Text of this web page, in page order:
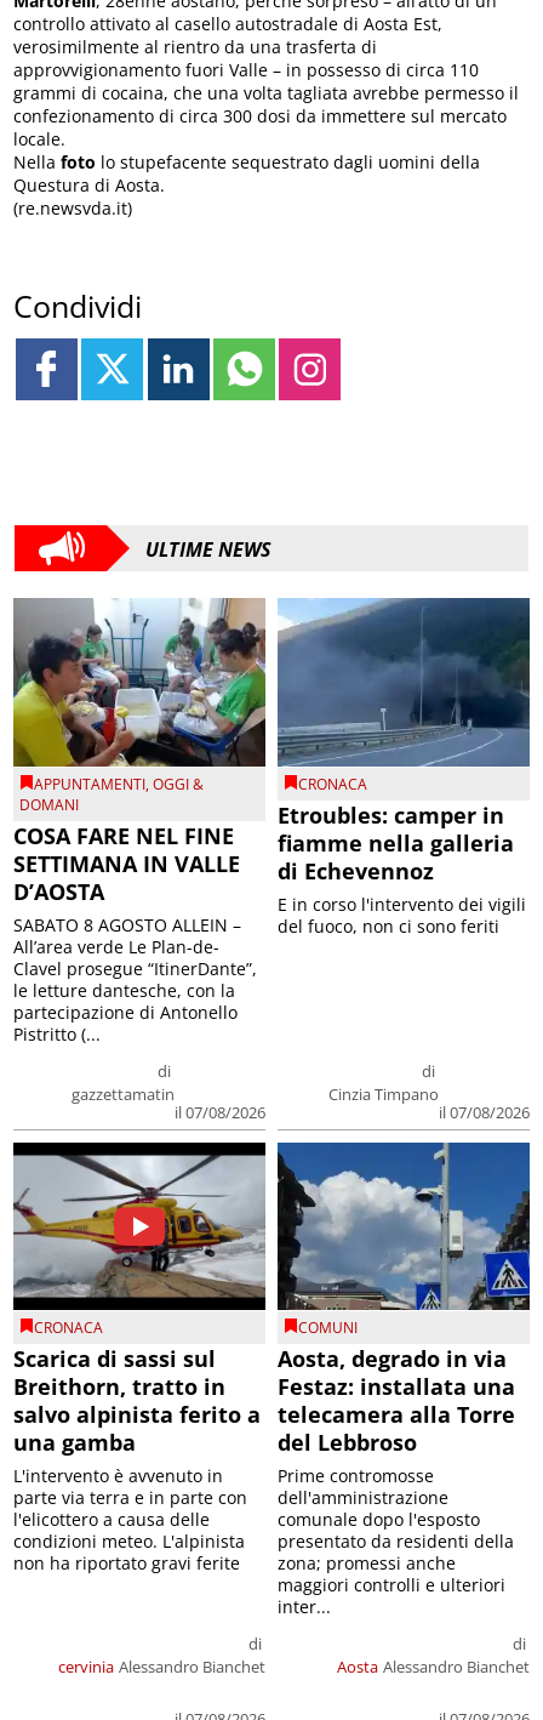
controllo attivato al casello autostradale di Aosta Est,
verosimilmente al rientro da una trasferta di
approvvigionamento fuori Valle – in possesso di circa 110
grammi di cocaina, che una volta tagliata avrebbe permesso il
confezionamento di circa 300 dosi da immettere sul mercato
locale.
Nellafoto lo stupefacente sequestrato dagli uomini della
Questura di Aosta.
(re.newsvda.it)
Condividi
ULTIME NEWS
APPUNTAMENTI,OGGI &
DOMANI
COSA FARE NEL FINE
SETTIMANA IN VALLE
D’AOSTA
di
gazzettamatin
il 07/08/2026
SABATO 8 AGOSTO ALLEIN –
All’area verde Le Plan-de-
Clavel prosegue “ItinerDante”,
le letture dantesche, con la
partecipazione di Antonello
Pistritto (...
CRONACA
Etroubles: camper in
fiamme nella galleria
di Echevennoz
di
Cinzia Timpano
il 07/08/2026
E in corso l'intervento dei vigili
del fuoco, non ci sono feriti
CRONACA
Scarica di sassi sul
Breithorn, tratto in
salvo alpinista ferito a
una gamba
cervinia
di
Alessandro Bianchet
L'intervento è avvenuto in
parte via terra e in parte con
l'elicottero a causa delle
condizioni meteo. L'alpinista
non ha riportato gravi ferite
COMUNI
Aosta, degrado in via
Festaz: installata una
telecamera alla Torre
del Lebbroso
Aosta
di
Alessandro Bianchet
Prime contromosse
dell'amministrazione
comunale dopo l'esposto
presentato da residenti della
zona; promessi anche
maggiori controlli e ulteriori
inter...